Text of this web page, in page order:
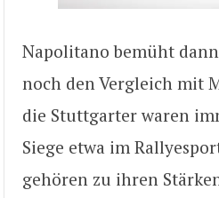
Napolitano bemüht
noch den Vergleich mit
die Stuttgarter waren
Siege etwa im
gehören zu ihren